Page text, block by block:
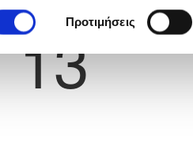
Προτιμήσεις
Νούμερο Φανέλας
13